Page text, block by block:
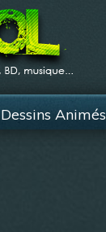
Dessins Animés